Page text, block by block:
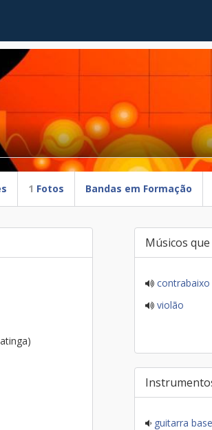
1 Fotos Bandas em Formação
Músicos
contrabaixo
violão
guitarra base